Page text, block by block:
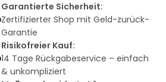
Garantierte Sicherheit:
Zertifizierter Shop mit Geld-zurück-
Garantie
Risikofreier Kauf:
14 Tage Rückgabeservice – einfach
& unkompliziert